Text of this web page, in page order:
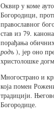
Оквир у коме
Богородици,
православног
став из 79.
порађања
родъ ), јер оно
христолошке
Многострано и
која помен
традицији.
Богородице.